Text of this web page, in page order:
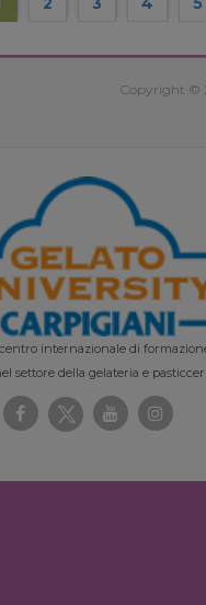
Copyright ©
internazionale di
settore della gelateria e